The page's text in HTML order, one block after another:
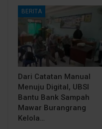
BERITA
Dari Catatan Manual
Menuju Digital, UBSI
Bantu Bank Sampah
Mawar Burangrang
Kelola…